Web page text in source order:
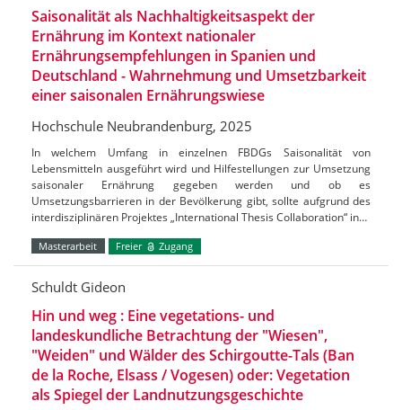
Saisonalität als Nachhaltigkeitsaspekt der
Ernährung im Kontext nationaler
Ernährungsempfehlungen in Spanien und
Deutschland - Wahrnehmung und Umsetzbarkeit
einer saisonalen Ernährungswiese
Hochschule Neubrandenburg, 2025
In welchem Umfang in einzelnen FBDGs Saisonalität von
Lebensmitteln ausgeführt wird und Hilfestellungen zur Umsetzung
saisonaler Ernährung gegeben werden und ob es
Umsetzungsbarrieren in der Bevölkerung gibt, sollte aufgrund des
interdisziplinären Projektes „International Thesis Collaboration“ in…
Masterarbeit Freier Zugang
Schuldt Gideon
Hin und weg : Eine vegetations- und
landeskundliche Betrachtung der "Wiesen",
"Weiden" und Wälder des Schirgoutte-Tals (Ban
de la Roche, Elsass / Vogesen) oder: Vegetation
als Spiegel der Landnutzungsgeschichte